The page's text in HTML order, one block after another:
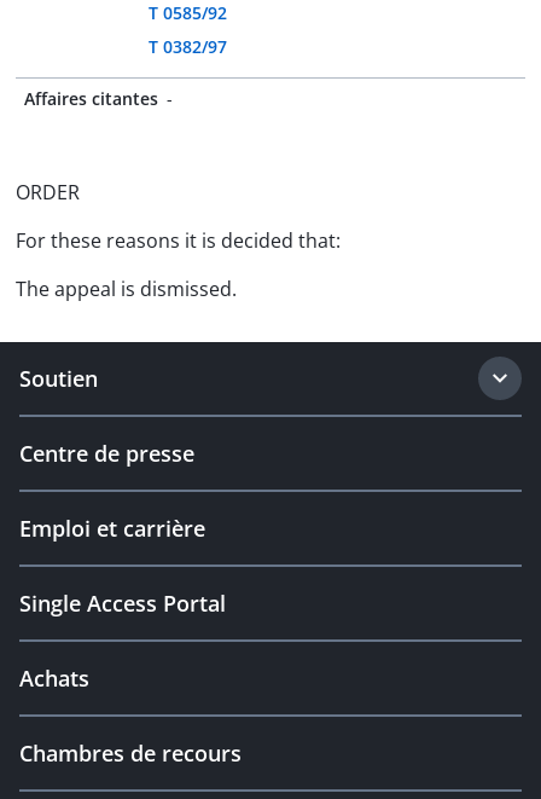
T 0585/92
T 0382/97
Affaires citantes -
ORDER
For these reasons it is decided that:
The appeal is dismissed.
Soutien
Centre de presse
Emploi et carrière
Single Access Portal
Achats
Chambres de recours